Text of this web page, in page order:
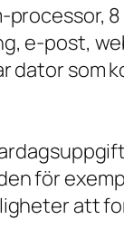
e-post,
dator som
för
att